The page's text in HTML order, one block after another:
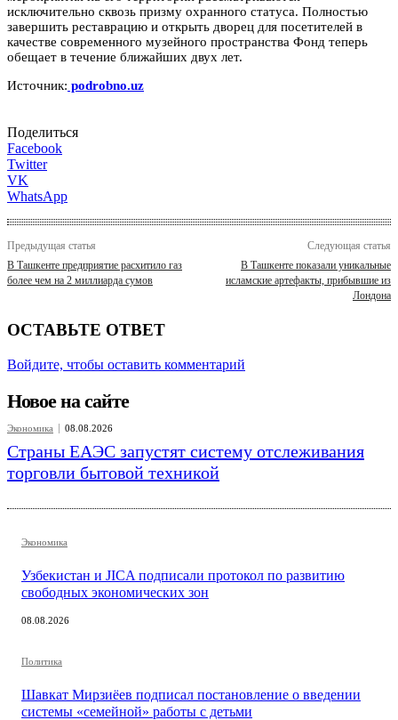
исключительно сквозь призму охранного статуса. Полностью
завершить реставрацию и открыть дворец для посетителей в
качестве современного музейного пространства Фонд теперь
обещает в течение ближайших двух лет.
Источник: podrobno.uz
Поделиться
Facebook
Twitter
VK
WhatsApp
Предыдущая статья
В Ташкенте предприятие расхитило газ
более чем на 2 миллиарда сумов
Следующая статья
В Ташкенте показали уникальные
исламские артефакты, прибывшие из
Лондона
ОСТАВЬТЕ ОТВЕТ
Войдите, чтобы оставить комментарий
Новое на сайте
Экономика 08.08.2026
Страны ЕАЭС запустят систему отслеживания
торговли бытовой техникой
Экономика
Узбекистан и JICA подписали протокол по развитию
свободных экономических зон
08.08.2026
Политика
Шавкат Мирзиёев подписал постановление о введении
системы «семейной» работы с детьми